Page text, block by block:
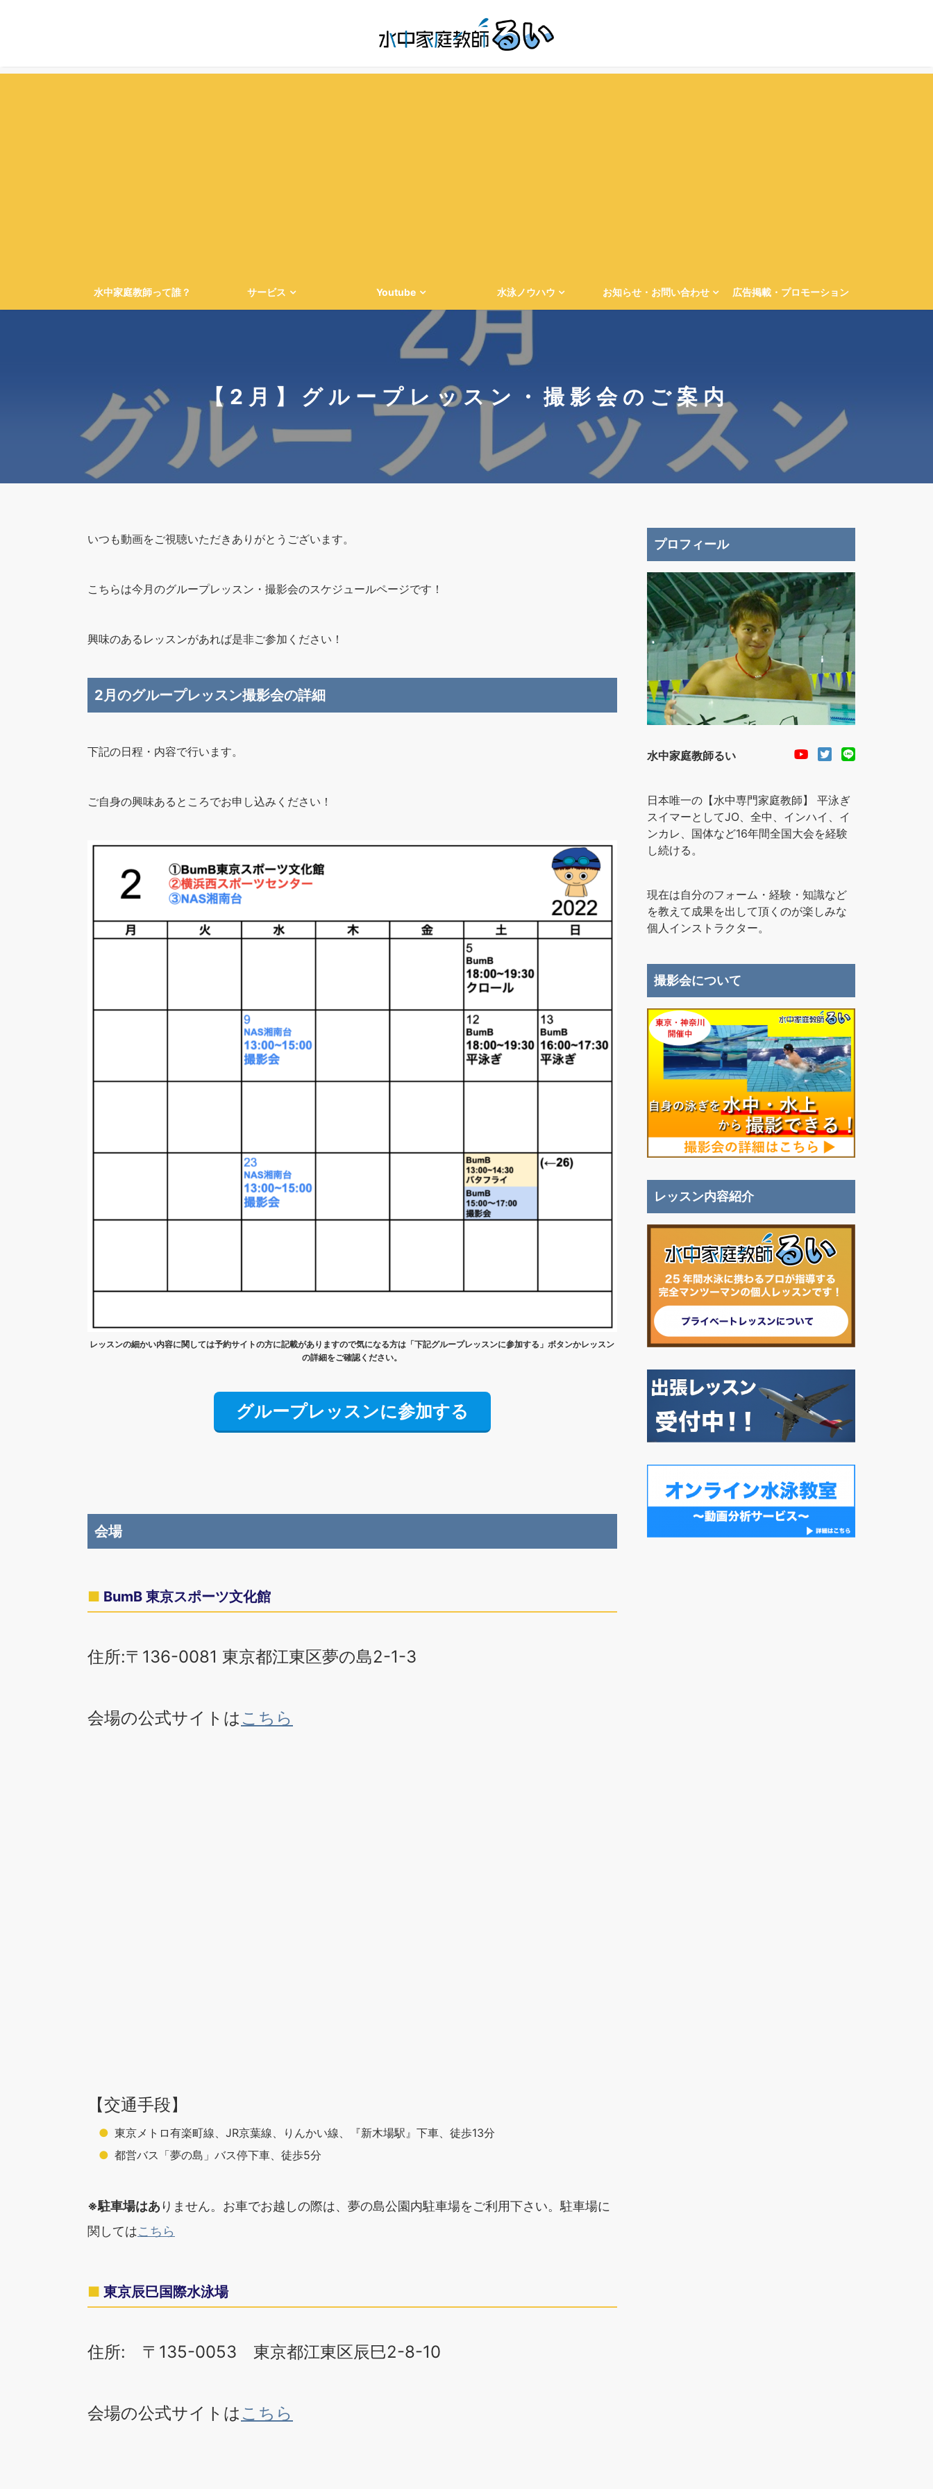
水中家庭教師って誰？ サービス Youtube 水泳ノウハウ お知らせ・お問い合わせ 広告掲載・プロモーション
【2月】グループレッスン・撮影会のご案内
いつも動画をご視聴いただきありがとうございます。
こちらは今月のグループレッスン・撮影会のスケジュールページです！
興味のあるレッスンがあれば是非ご参加ください！
2月のグループレッスン撮影会の詳細
下記の日程・内容で行います。
ご自身の興味あるところでお申し込みください！
レッスンの細かい内容に関しては予約サイトの方に記載がありますので気になる方は「下記グループレッスンに参加する」ボタンかレッスン
の詳細をご確認ください。
グループレッスンに参加する
会場
BumB 東京スポーツ文化館
住所:〒136-0081 東京都江東区夢の島2-1-3
会場の公式サイトは こちら
【交通手段】
東京メトロ有楽町線、JR京葉線、りんかい線、『新木場駅』下車、徒歩13分
都営バス「夢の島」バス停下車、徒歩5分
※駐車場はありません。お車でお越しの際は、夢の島公園内駐車場をご利用下さい。駐車場に
関してはこちら
東京辰巳国際水泳場
住所: 〒135-0053 東京都江東区辰巳2-8-10
会場の公式サイトは こちら
プロフィール
水中家庭教師るい
日本唯一の【水中専門家庭教師】 平泳ぎ
スイマーとしてJO、全中、インハイ、イ
ンカレ、国体など16年間全国大会を経験
し続ける。
現在は自分のフォーム・経験・知識など
を教えて成果を出して頂くのが楽しみな
個人インストラクター。
撮影会について
レッスン内容紹介